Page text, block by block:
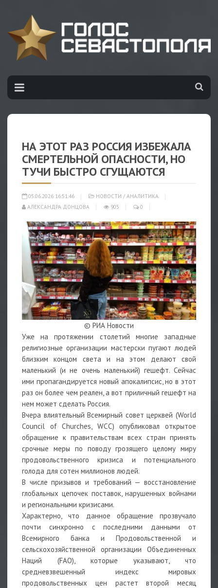
НА ЭТОТ РАЗ РОССИЯ ИЗБЕЖАЛА
СМЕРТЕЛЬНОЙ ОПАСНОСТИ, НО
ТУЧИ БЫСТРО СГУЩАЮТСЯ
05.06.2026 16:51:46 НОВОСТИ / АНАЛИТИКА
АЛЕКСАНДРА ДОНЦОВА
905 0
© РИА Новости
Уже на протяжении столетий многие западные
религиозные организации мастерски пугают людей
близким концом света и на этом делают свой
маленький (и не очень маленький) гешефт. Сейчас
ими пропагандируется новый апокалипсис, но в этот
раз он более чем реален, а вот приличный гешефт на
нем может сделать Россия.
Вчера влиятельный Всемирный совет церквей (World
Council of Churches, WCC) опубликовал открытое
обращение к правительствам всех стран принять
срочные меры по поводу грозящего целому миру
продовольственного кризиса и потенциального
голода для сотен миллионов людей.
В числе призывов и требований — восстановление
глобальных цепочек поставок, нарушенных войнами
и региональными кризисами.
Характерно, что данное обращение прозвучало
почти синхронно с последними данными от
Всемирного банка и Продовольственной и
сельскохозяйственной организации Объединенных
Наций (FAO), которые указывают, что
средневзвешенный индекс мировых
продовольственных цен растет второй месяц